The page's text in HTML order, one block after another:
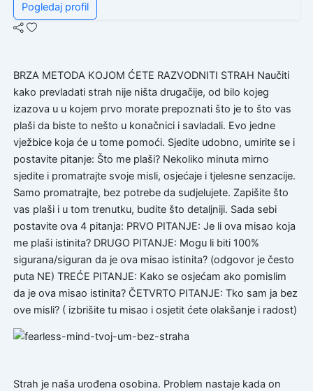
Pogledaj profil
BRZA METODA KOJOM ĆETE RAZVODNITI STRAH Naučiti
kako prevladati strah nije ništa drugačije, od bilo kojeg
izazova u u kojem prvo morate prepoznati što je to što vas
plaši da biste to nešto u konačnici i savladali. Evo jedne
vježbice koja će u tome pomoći. Sjedite udobno, umirite se i
postavite pitanje: Što me plaši? Nekoliko minuta mirno
sjedite i promatrajte svoje misli, osjećaje i tjelesne senzacije.
Samo promatrajte, bez potrebe da sudjelujete. Zapišite što
vas plaši i u tom trenutku, budite što detaljniji. Sada sebi
postavite ova 4 pitanja: PRVO PITANJE: Je li ova misao koja
me plaši istinita? DRUGO PITANJE: Mogu li biti 100%
sigurana/siguran da je ova misao istinita? (odgovor je često
puta NE) TREĆE PITANJE: Kako se osjećam ako pomislim
da je ova misao istinita? ČETVRTO PITANJE: Tko sam ja bez
ove misli? ( izbrišite tu misao i osjetit ćete olakšanje i radost)
Strah je naša urođena osobina. Problem nastaje kada on